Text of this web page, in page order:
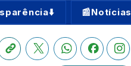
📰Notícias